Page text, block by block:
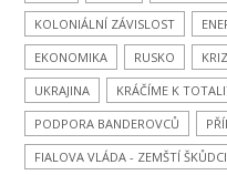
KOLONIÁLNÍ ZÁVISLOST
EKONOMIKA
RUSKO
UKRAJINA
KRÁČÍME K
PODPORA BANDEROVCŮ
FIALOVA VLÁDA - ZEMŠTÍ ŠKŮDCI